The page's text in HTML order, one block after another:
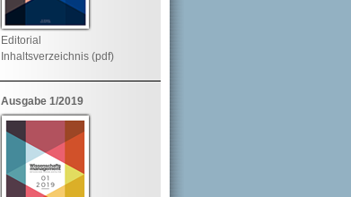
Editorial
Inhaltsverzeichnis (pdf)
Ausgabe 1/2019